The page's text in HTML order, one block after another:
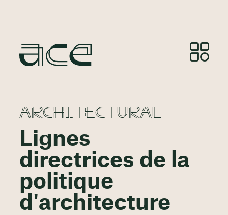
ARCHITECTURAL
Lignes
directrices de la
politique
d'architecture